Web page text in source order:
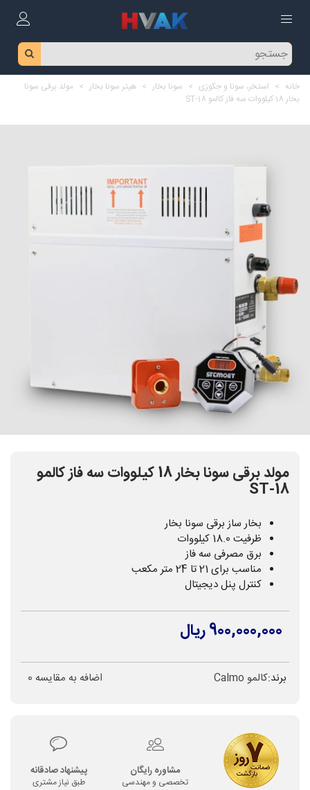
خانه > استخر، سونا و جکوزی > سونا بخار > هیتر سونا بخار > مولد برقی سونا
بخار 18 کیلووات سه فاز کالمو ST-18
مولد برقی سونا بخار 18 کیلووات سه فاز کالمو
ST-18
بخار ساز برقی سونا بخار
ظرفیت 18.0 کیلووات
برق مصرفی سه فاز
مناسب برای 21 تا 24 متر مکعب
کنترل پنل دیجیتال
900,000,000 ریال
برند:کالمو Calmo اضافه به مقایسه 0
مشاوره رایگان
تخصصی و مهندسی
پیشنهاد صادقانه
طبق نیاز مشتری